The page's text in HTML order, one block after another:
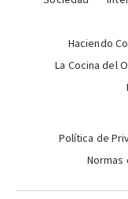
Haciendo
La Cocina del
Política de
Normas